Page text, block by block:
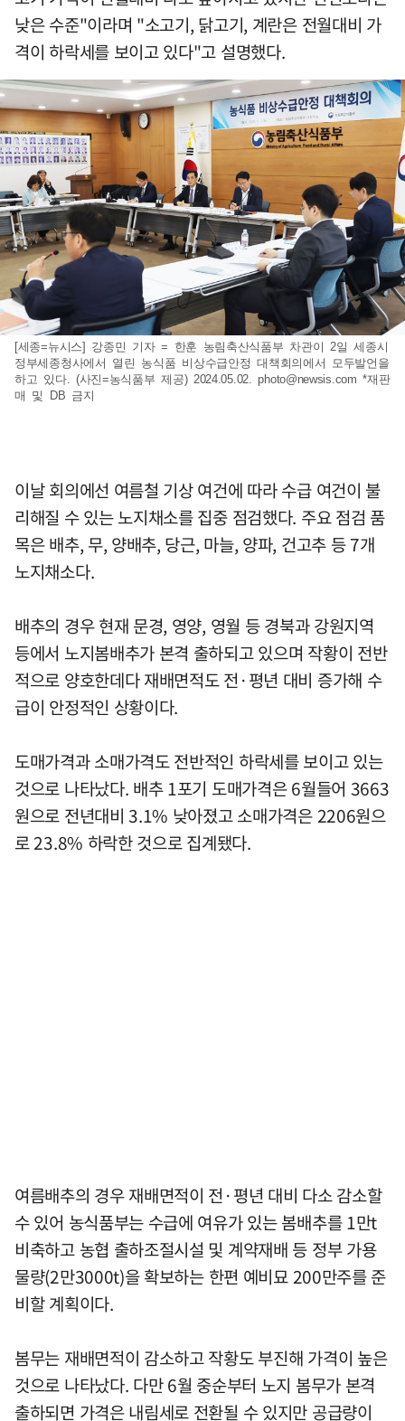
낮은 수준"이라며 "소고기, 닭고기, 계란은 전월대비 가
격이 하락세를 보이고 있다"고 설명했다.
[세종=뉴시스] 강종민 기자 = 한훈 농림축산식품부 차관이 2일 세종시
정부세종청사에서 열린 농식품 비상수급안정 대책회의에서 모두발언을
하고 있다. (사진=농식품부 제공) 2024.05.02.photo@newsis.com *재판
매 및 DB 금지
이날 회의에선 여름철 기상 여건에 따라 수급 여건이 불
리해질 수 있는 노지채소를 집중 점검했다. 주요 점검 품
목은 배추, 무, 양배추, 당근, 마늘, 양파, 건고추 등 7개
노지채소다.
배추의 경우 현재 문경, 영양, 영월 등 경북과 강원지역
등에서 노지봄배추가 본격 출하되고 있으며 작황이 전반
적으로 양호한데다 재배면적도 전·평년 대비 증가해 수
급이 안정적인 상황이다.
도매가격과 소매가격도 전반적인 하락세를 보이고 있는
것으로 나타났다. 배추 1포기 도매가격은 6월들어 3663
원으로 전년대비 3.1% 낮아졌고 소매가격은 2206원으
로 23.8% 하락한 것으로 집계됐다.
여름배추의 경우 재배면적이 전·평년 대비 다소 감소할
수 있어 농식품부는 수급에 여유가 있는 봄배추를 1만t
비축하고 농협 출하조절시설 및 계약재배 등 정부 가용
물량(2만3000t)을 확보하는 한편 예비묘 200만주를 준
비할 계획이다.
봄무는 재배면적이 감소하고 작황도 부진해 가격이 높은
것으로 나타났다. 다만 6월 중순부터 노지 봄무가 본격
출하되면 가격은 내림세로 전환될 수 있지만 공급량이